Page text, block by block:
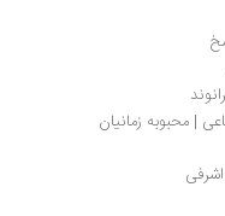
زمانیان